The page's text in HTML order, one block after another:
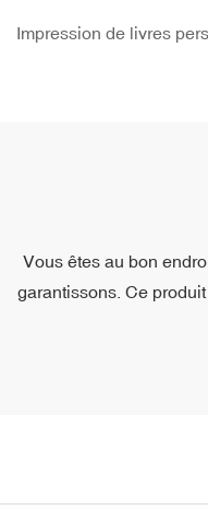
Impression de livres
Vous êtes au bon
garantissons. Ce